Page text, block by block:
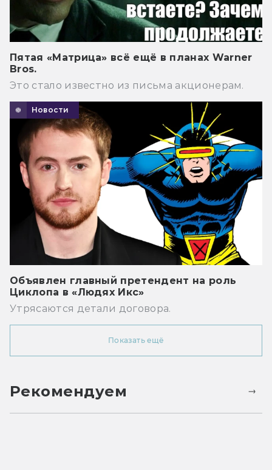
Пятая «Матрица» всё ещё в планах Warner
Bros.
Это стало известно из письма акционерам.
Новости
Объявлен главный претендент на роль
Циклопа в «Людях Икс»
Утрясаются детали договора.
Показать ещё
Рекомендуем